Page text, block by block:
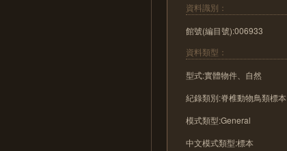
資料識別：
館號(編目號):006933
資料類型：
型式:實體物件、自然
紀錄類別:脊椎動物鳥類標本
模式類型:General
中文模式類型:標本